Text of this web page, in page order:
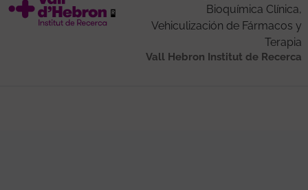
Bioquímica Clínica,
Vehiculización de Fármacos y
Terapia
Vall Hebron Institut de Recerca